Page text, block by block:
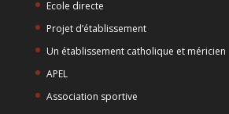
Ecole directe
Projet d’établissement
Un établissement catholique et méricien
APEL
Association sportive